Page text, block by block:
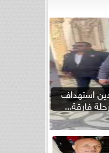
استهداف
فارقة...